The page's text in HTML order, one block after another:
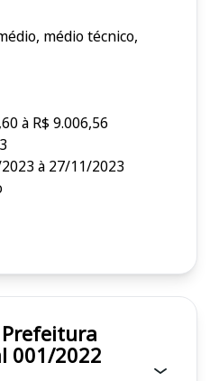
médio técnico,
à R$ 9.006,56
à 27/11/2023
001/2022